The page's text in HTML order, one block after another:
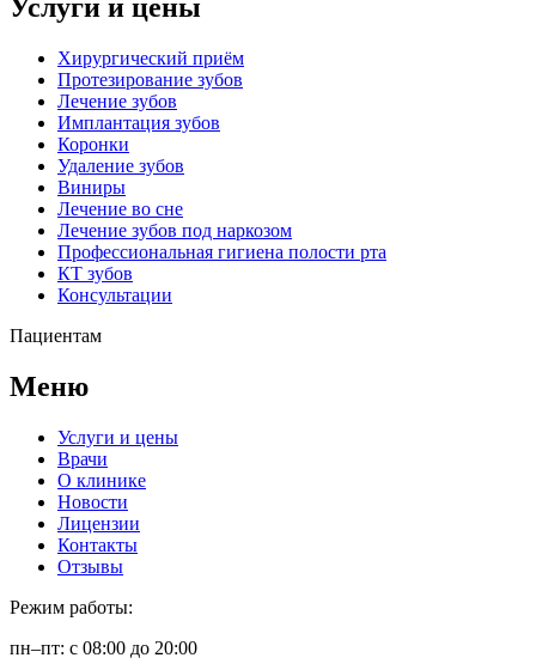
Услуги и цены
Хирургический приём
Протезирование зубов
Лечение зубов
Имплантация зубов
Коронки
Удаление зубов
Виниры
Лечение во сне
Лечение зубов под наркозом
Профессиональная гигиена полости рта
КТ зубов
Консультации
Пациентам
Меню
Услуги и цены
Врачи
О клинике
Новости
Лицензии
Контакты
Отзывы
Режим работы:
пн–пт: с 08:00 до 20:00